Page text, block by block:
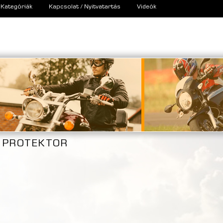
Kategóriák Kapcsolat / Nyitvatartás Videók
PROTEKTOR